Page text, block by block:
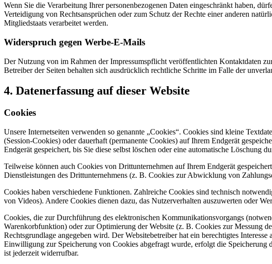
Wenn Sie die Verarbeitung Ihrer personenbezogenen Daten eingeschränkt haben,
Verteidigung von Rechtsansprüchen oder zum Schutz der Rechte einer anderen
Mitgliedstaats verarbeitet werden.
Widerspruch gegen Werbe-E-Mails
Der Nutzung von im Rahmen der Impressumspflicht veröffentlichten Kontaktdaten
Betreiber der Seiten behalten sich ausdrücklich rechtliche Schritte im Falle der
4. Datenerfassung auf dieser Website
Cookies
Unsere Internetseiten verwenden so genannte „Cookies“. Cookies sind kleine
(Session-Cookies) oder dauerhaft (permanente Cookies) auf Ihrem Endgerät
Endgerät gespeichert, bis Sie diese selbst löschen oder eine automatische Löschung
Teilweise können auch Cookies von Drittunternehmen auf Ihrem Endgerät
Dienstleistungen des Drittunternehmens (z. B. Cookies zur Abwicklung von
Cookies haben verschiedene Funktionen. Zahlreiche Cookies sind technisch
von Videos). Andere Cookies dienen dazu, das Nutzerverhalten auszuwerten oder
Cookies, die zur Durchführung des elektronischen Kommunikationsvorgangs
Warenkorbfunktion) oder zur Optimierung der Website (z. B. Cookies zur Messung
Rechtsgrundlage angegeben wird. Der Websitebetreiber hat ein berechtigtes
Einwilligung zur Speicherung von Cookies abgefragt wurde, erfolgt die
ist jederzeit widerrufbar.